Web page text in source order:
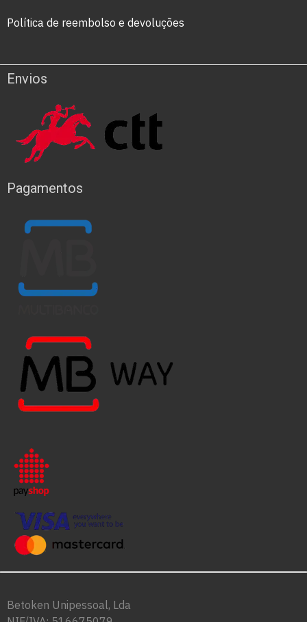
Política de reembolso e devoluções
Envios
Pagamentos
Betoken Unipessoal, Lda